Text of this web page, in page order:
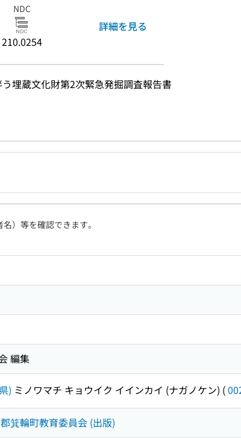
NDC
210.0254
詳細を見る
埋蔵文化財第2次緊急発掘調査報告書
）等を確認できます。
編集
) ミノワマチ キョウイク イインカイ (ナガノケン) (
箕輪町教育委員会 (出版)